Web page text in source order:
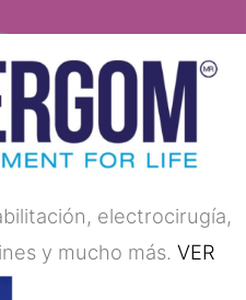
electrocirugía,
y mucho más. VER